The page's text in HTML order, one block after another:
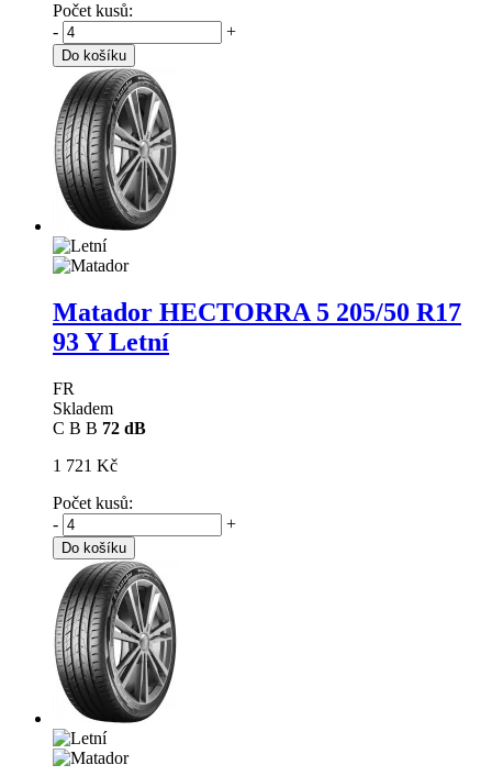
Počet kusů:
-
+
Do košíku
Matador HECTORRA 5 205/50 R17
93 Y Letní
FR
Skladem
C B B 72 dB
1 721 Kč
Počet kusů:
-
+
Do košíku